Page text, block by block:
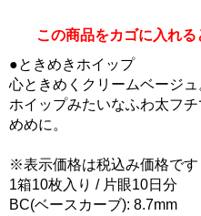
この商品をカゴに入れる
●ときめきホイップ
心ときめくクリームベージュ
ホイップみたいなふわ太フ
めめに。
※表示価格は税込み価格です
1箱10枚入り / 片眼10日分
BC(ベースカーブ): 8.7mm